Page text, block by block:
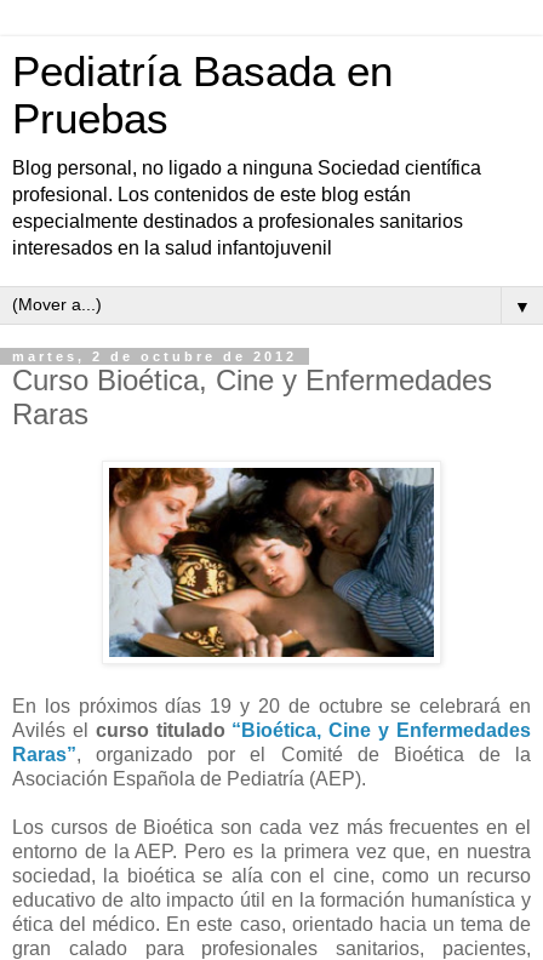
Pediatría Basada en
Pruebas
Blog personal, no ligado a ninguna Sociedad científica
profesional. Los contenidos de este blog están
especialmente destinados a profesionales sanitarios
interesados en la salud infantojuvenil
▼
martes, 2 de octubre de 2012
Curso Bioética, Cine y Enfermedades
Raras
En los próximos días 19 y 20 de octubre se celebrará en
Avilés el curso titulado “Bioética, Cine y Enfermedades
Raras”, organizado por el Comité de Bioética de la
Asociación Española de Pediatría (AEP).
Los cursos de Bioética son cada vez más frecuentes en el
entorno de la AEP. Pero es la primera vez que, en nuestra
sociedad, la bioética se alía con el cine, como un recurso
educativo de alto impacto útil en la formación humanística y
ética del médico. En este caso, orientado hacia un tema de
gran calado para profesionales sanitarios, pacientes,